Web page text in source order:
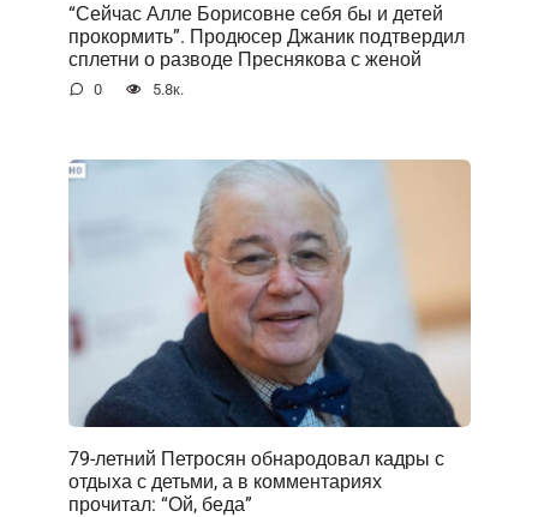
“Сейчас Алле Борисовне себя бы и детей
прокормить”. Продюсер Джаник подтвердил
сплетни о разводе Преснякова с женой
0 5.8к.
79-летний Петросян обнародовал кадры с
отдыха с детьми, а в комментариях
прочитал: “Ой, беда”